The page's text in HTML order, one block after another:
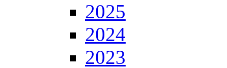
2025
2024
2023